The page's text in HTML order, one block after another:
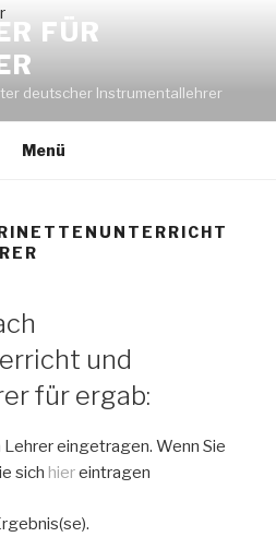
FÜR
deutscher Instrumentallehrer
Menü
und
für ergab:
eingetragen. Wenn Sie
sich hiereintragen